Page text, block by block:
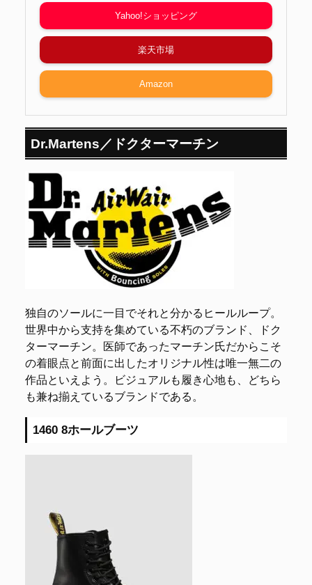
Yahoo!ショッピング
楽天市場
Amazon
Dr.Martens／ドクターマーチン
独自のソールに一目でそれと分かるヒールループ。
世界中から支持を集めている不朽のブランド、ドク
ターマーチン。医師であったマーチン氏だからこそ
の着眼点と前面に出したオリジナル性は唯一無二の
作品といえよう。ビジュアルも履き心地も、どちら
も兼ね揃えているブランドである。
1460 8ホールブーツ